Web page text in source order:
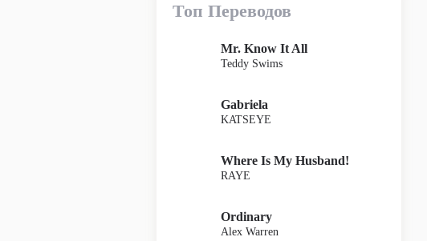
Топ Переводов
Mr. Know It All
Teddy Swims
Gabriela
KATSEYE
Where Is My Husband!
RAYE
Ordinary
Alex Warren